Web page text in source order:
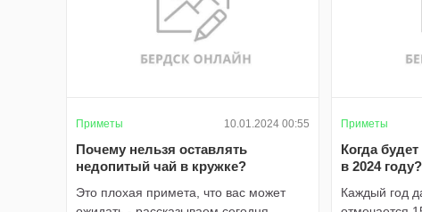
Приметы 10.01.2024 00:55
Почему нельзя оставлять
недопитый чай в кружке?
Это плохая примета, что вас может
Приметы
Когда
в 2024 году?
Каждый год